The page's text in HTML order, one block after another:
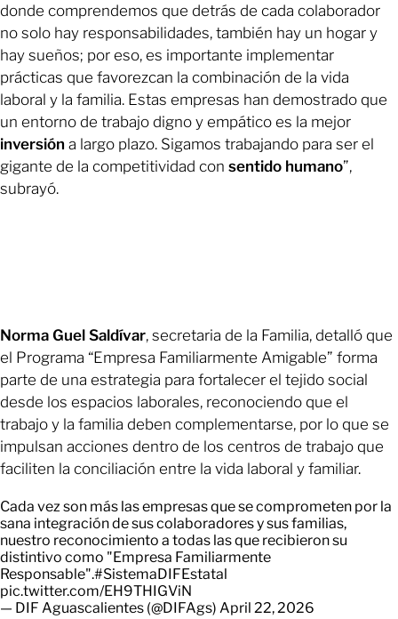
donde comprendemos que detrás de cada colaborador
no solo hay responsabilidades, también hay un hogar y
hay sueños; por eso, es importante implementar
prácticas que favorezcan la combinación de la vida
laboral y la familia. Estas empresas han demostrado que
un entorno de trabajo digno y empático es la mejor
inversión a largo plazo. Sigamos trabajando para ser el
gigante de la competitividad con sentido humano”,
subrayó.
Norma Guel Saldívar, secretaria de la Familia, detalló que
el Programa “Empresa Familiarmente Amigable” forma
parte de una estrategia para fortalecer el tejido social
desde los espacios laborales, reconociendo que el
trabajo y la familia deben complementarse, por lo que se
impulsan acciones dentro de los centros de trabajo que
faciliten la conciliación entre la vida laboral y familiar.
Cada vez son más las empresas que se comprometen por la
sana integración de sus colaboradores y sus familias,
nuestro reconocimiento a todas las que recibieron su
distintivo como "Empresa Familiarmente
Responsable".#SistemaDIFEstatal
pic.twitter.com/EH9THIGViN
— DIF Aguascalientes (@DIFAgs) April 22, 2026